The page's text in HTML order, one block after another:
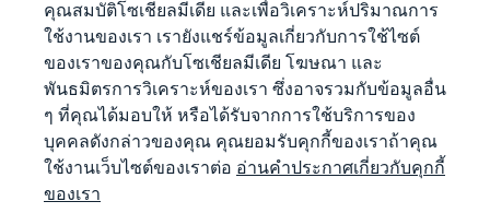
คุณสมบัติโซเชียลมีเดีย และเพื่อวิเคราะห์ปริมาณการ
ใช้งานของเรา เรายังแชร์ข้อมูลเกี่ยวกับการใช้ไซต์
ของเราของคุณกับโซเชียลมีเดีย โฆษณา และ
พันธมิตรการวิเคราะห์ของเรา ซึ่งอาจรวมกับข้อมูลอื่น
ๆ ที่คุณได้มอบให้ หรือได้รับจากการใช้บริการของ
บุคคลดังกล่าวของคุณ คุณยอมรับคุกกี้ของเราถ้าคุณ
ใช้งานเว็บไซต์ของเราต่อ อ่านคำประกาศเกี่ยวกับคุกกี้
ของเรา
ลงชื่อเข้าใช้ด้วย Microsoft
เข้าสู่ระบบด้วย Apple
ไม่มีบัญชีเหรอ